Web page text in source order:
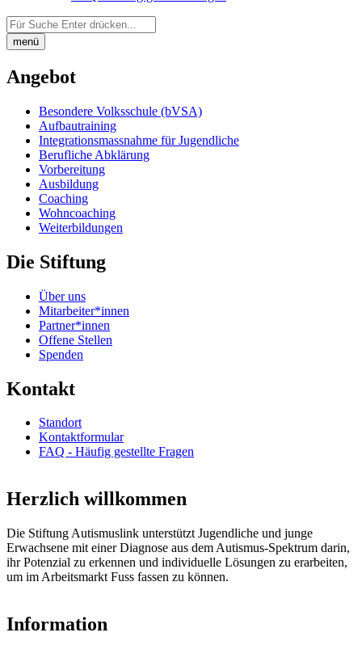
Auf
der
Seite
menü
Angebot
Besondere Volksschule (bVSA)
Aufbautraining
Integrations­massnahme für Jugendliche
Berufliche Abklärung
Vorbereitung
Ausbildung
Coaching
Wohncoaching
Weiterbildungen
Die Stiftung
Über uns
Mitarbeiter*innen
Partner*innen
Offene Stellen
Spenden
Kontakt
Standort
Kontaktformular
FAQ - Häufig gestellte Fragen
Herzlich willkommen
Die Stiftung Autismuslink unterstützt Jugendliche und junge
Erwachsene mit einer Diagnose aus dem Autismus-Spektrum darin,
ihr Potenzial zu erkennen und individuelle Lösungen zu erarbeiten,
um im Arbeitsmarkt Fuss fassen zu können.
Information